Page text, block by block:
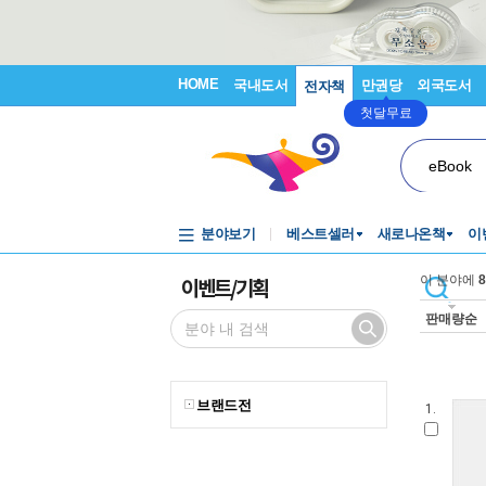
HOME 국내도서 전자책 만권당
첫달무료
외국도서
eBook
분야보기 베스트셀러 새로나온책 이
이벤트/기획
브랜드전
이 분야에 8
판매량순
1.